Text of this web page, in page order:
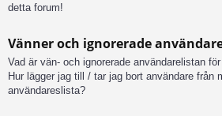
detta forum!
Vänner och ignorerade
Vad är vän- och ignorerade användarelistan
Hur lägger jag till / tar jag bort användare från
användareslista?